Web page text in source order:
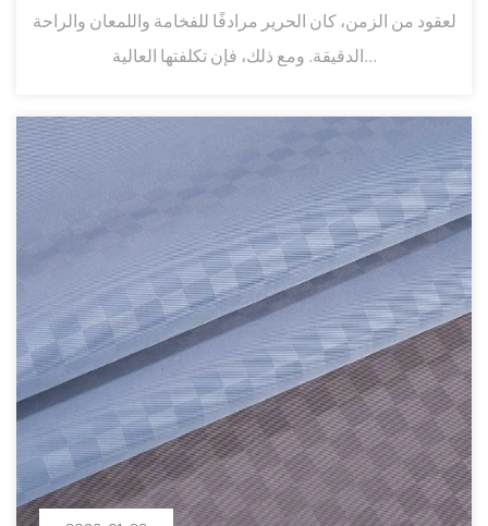
لعقود من الزمن، كان الحرير مرادفًا للفخامة واللمعان والراحة
الدقيقة. ومع ذلك، فإن تكلفتها العالية...